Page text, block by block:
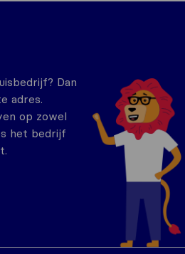
Dan
adres.
op zowel
het bedrijf